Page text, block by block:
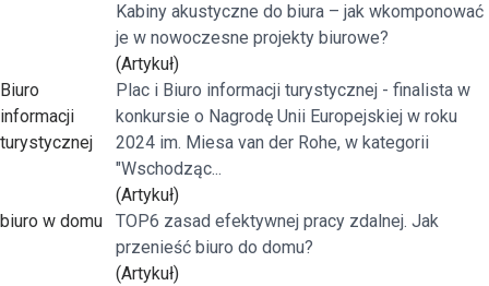
Kabiny akustyczne do biura – jak wkomponować
je w nowoczesne projekty biurowe?
(Artykuł)
Biuro
informacji
turystycznej
Plac i Biuro informacji turystycznej - finalista w
konkursie o Nagrodę Unii Europejskiej w roku
2024 im. Miesa van der Rohe, w kategorii
"Wschodząc...
(Artykuł)
biuro w domu
TOP6 zasad efektywnej pracy zdalnej. Jak
przenieść biuro do domu?
(Artykuł)